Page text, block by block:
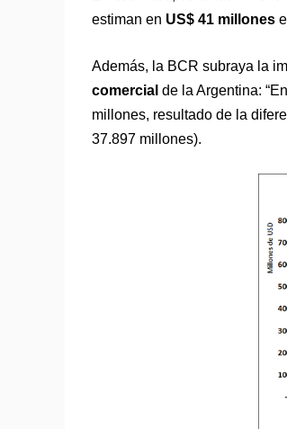
estiman en US$ 41 millones
Además, la BCR subraya la
comercial de la Argentina:
millones, resultado de la
37.897 millones).